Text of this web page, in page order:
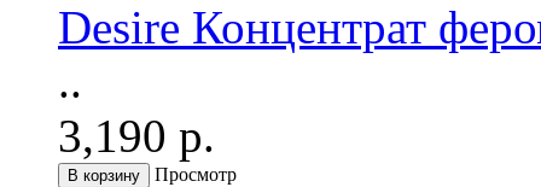
Desire Концентрат
..
3,190 р.
Просмотр